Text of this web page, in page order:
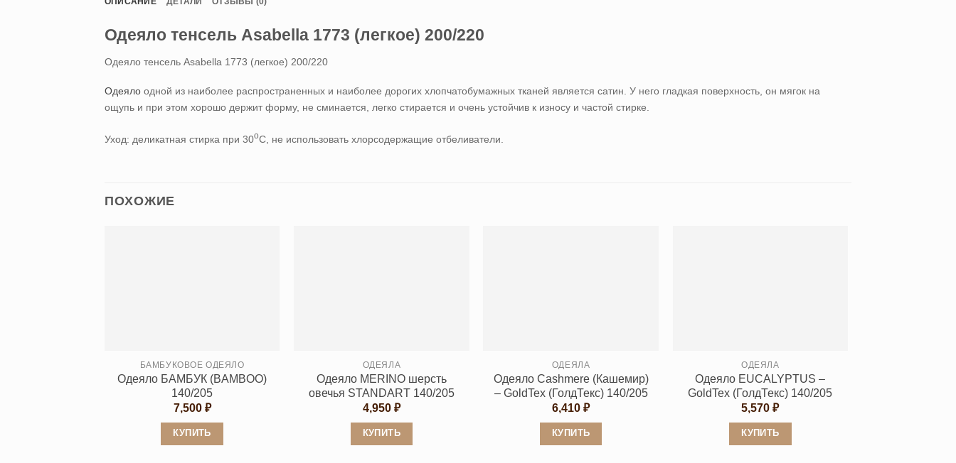
Одеяло тенсель Asabella 1773 (легкое) 200/220
Одеяло тенсель Asabella 1773 (легкое) 200/220
Одеяло одной из наиболее распространенных и наиболее дорогих хлопчатобумажных тканей является сатин. У него гладкая поверхность, он мягок на
ощупь и при этом хорошо держит форму, не сминается, легко стирается и очень устойчив к износу и частой стирке.
Уход: деликатная стирка при 30оС, не использовать хлорсодержащие отбеливатели.
ПОХОЖИЕ
БАМБУКОВОЕ ОДЕЯЛО
Одеяло БАМБУК (BAMBOO)
140/205
7,500 ₽
КУПИТЬ
ОДЕЯЛА
Одеяло MERINO шерсть
овечья STANDART 140/205
4,950 ₽
КУПИТЬ
ОДЕЯЛА
Одеяло Cashmеre (Кашемир)
– GoldTex (ГолдТекс) 140/205
6,410₽
КУПИТЬ
ОДЕЯЛА
Одеяло EUCALYPTUS –
GoldTex (ГолдТекс) 140/205
5,570₽
КУПИТЬ